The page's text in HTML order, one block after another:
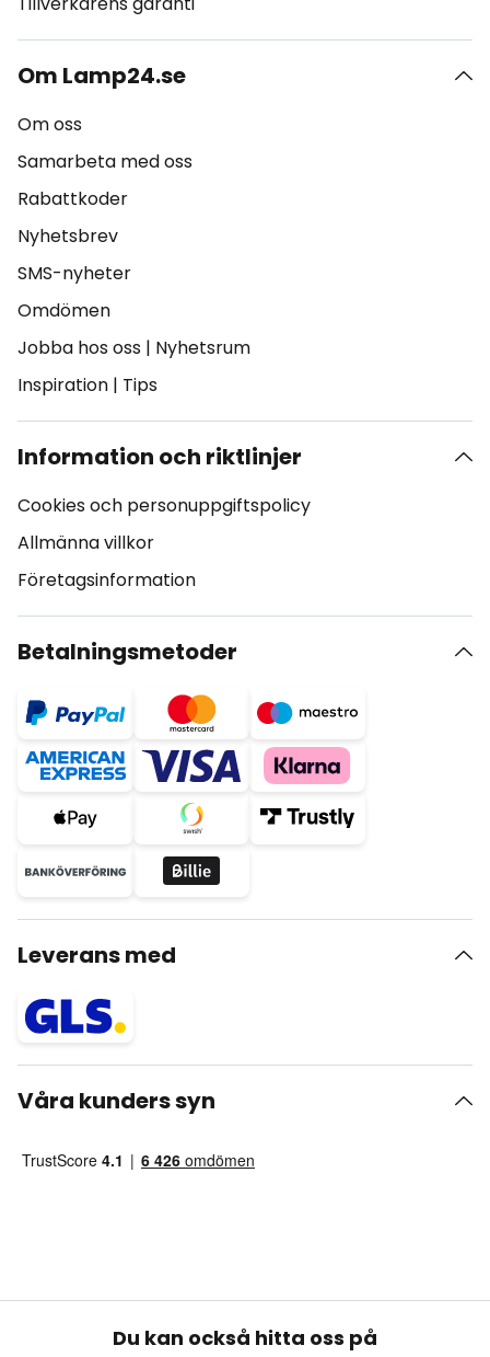
Om Lamp24.se
Om oss
Samarbeta med oss
Rabattkoder
Nyhetsbrev
SMS-nyheter
Omdömen
Jobba hos oss | Nyhetsrum
Inspiration | Tips
Information och riktlinjer
Cookies och personuppgiftspolicy
Allmänna villkor
Företagsinformation
Betalningsmetoder
Leverans med
Våra kunders syn
Du kan också hitta oss på